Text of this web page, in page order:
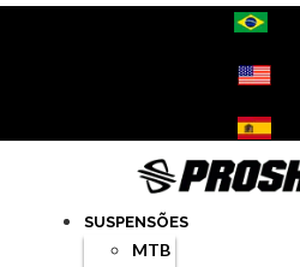
SUSPENSÕES
MTB